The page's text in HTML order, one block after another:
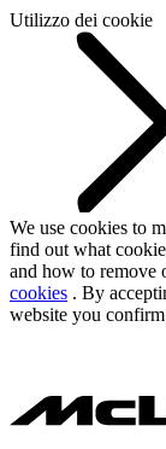
Utilizzo dei cookie
We use cookies to
find out what
and how to remove
cookies . By
website you